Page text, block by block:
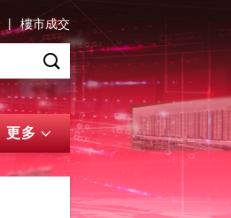
| 樓市成交
更多